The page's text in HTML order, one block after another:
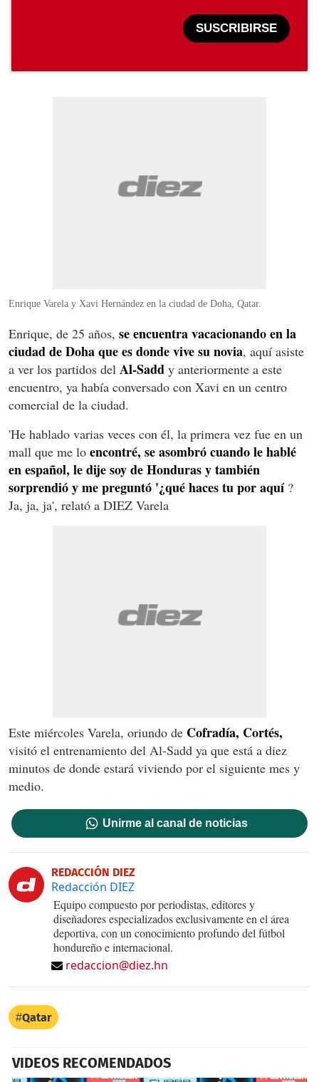
SUSCRIBIRSE
Enrique Varela y Xavi Hernández en la ciudad de Doha, Qatar.
Enrique, de 25 años, se encuentra vacacionando en la
ciudad de Doha que es donde vive su novia, aquí asiste
a ver los partidos del Al-Sadd y anteriormente a este
encuentro, ya había conversado con Xavi en un centro
comercial de la ciudad.
'He hablado varias veces con él, la primera vez fue en un
mall que me lo encontré, se asombró cuando le hablé
en español, le dije soy de Honduras y también
sorprendió y me preguntó '¿qué haces tu por aquí?
Ja, ja, ja', relató a DIEZ Varela
Este miércoles Varela, oriundo de Cofradía, Cortés,
visitó el entrenamiento del Al-Sadd ya que está a diez
minutos de donde estará viviendo por el siguiente mes y
medio.
Unirme al canal de noticias
REDACCIÓN DIEZ
Redacción DIEZ
Equipo compuesto por periodistas, editores y
diseñadores especializados exclusivamente en el área
deportiva, con un conocimiento profundo del fútbol
hondureño e internacional.
redaccion@diez.hn
Qatar
VIDEOS RECOMENDADOS